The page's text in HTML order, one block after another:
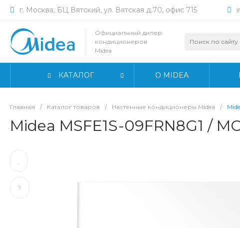
г. Москва, БЦ Вятский, ул. Вятская д.70, офис 715
Официальный дилер
кондиционеров
Midea
КАТАЛОГ О MIDEA
Главная / Каталог товаров / Настенные кондиционеры Midea /
Midea MSFE1S-09FRN8G1 /